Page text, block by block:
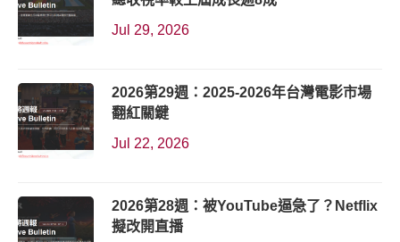
Jul 29, 2026
2026第29週：2025-2026年台灣電影市場
翻紅關鍵
Jul 22, 2026
2026第28週：被YouTube逼急了？Netflix
擬改開直播